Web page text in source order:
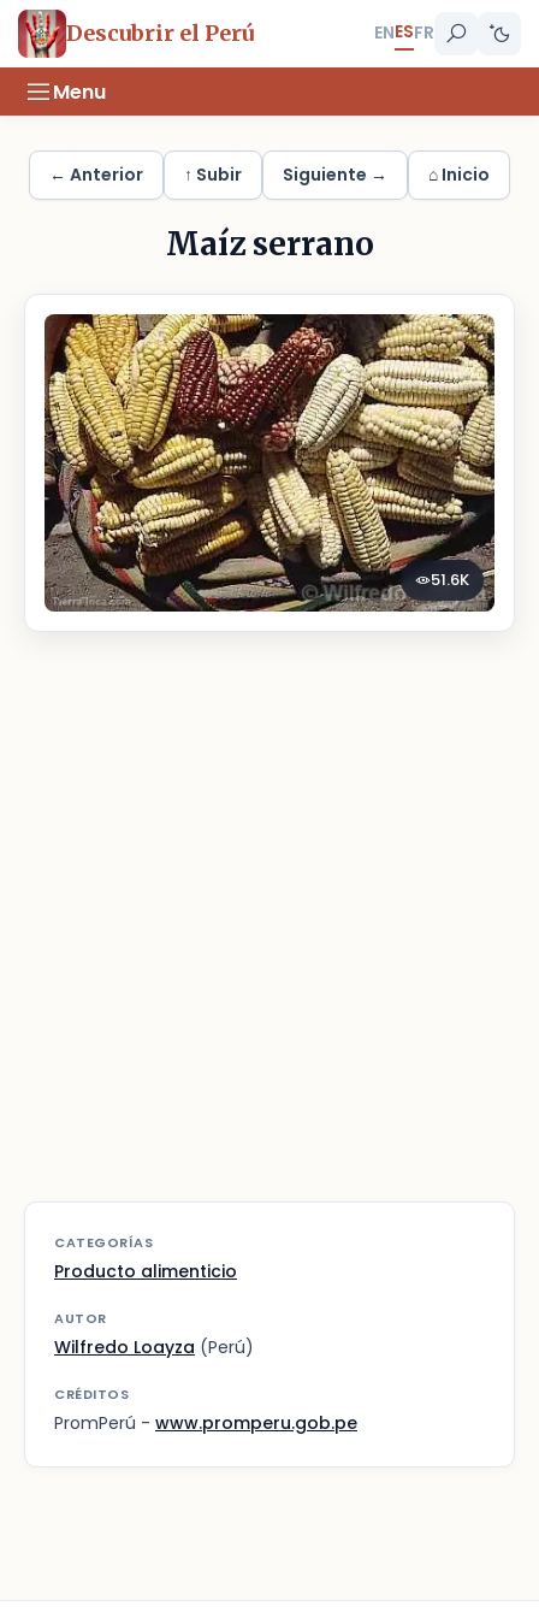
Descubrir el Perú ENESFR
Menu
← Anterior ↑ Subir Siguiente → ⌂ Inicio
Maíz serrano
51.6K
CATEGORÍAS
Producto alimenticio
AUTOR
Wilfredo Loayza (Perú)
CRÉDITOS
PromPerú - www.promperu.gob.pe